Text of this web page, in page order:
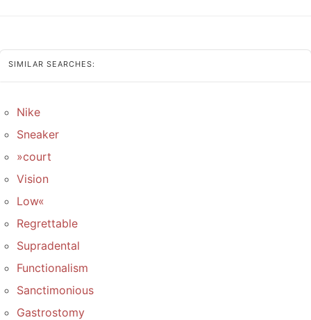
SIMILAR SEARCHES:
Nike
Sneaker
»court
Vision
Low«
Regrettable
Supradental
Functionalism
Sanctimonious
Gastrostomy